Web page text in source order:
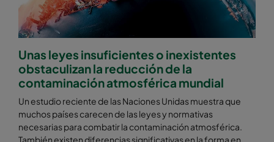
Unas leyes insuficientes o inexistentes
obstaculizan la reducción de la
contaminación atmosférica mundial
Un estudio reciente de las Naciones Unidas muestra que
muchos países carecen de las leyes y normativas
necesarias para combatir la contaminación atmosférica.
También existen diferencias significativas en la forma en